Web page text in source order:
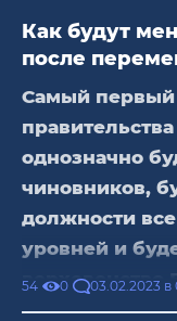
аборигенам
и репарации
как когда-то
населения.
будут
Пенсии урежут
на жизнь
платить
Как будут
после
Самый первый
однозначно
чиновников,
должности
уровней и
верховенство
правосудием
54 0 03.02.2023 в